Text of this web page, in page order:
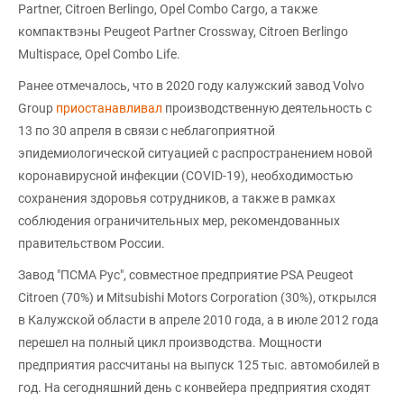
Partner, Citroen Berlingo, Opel Combo Cargo, а также
компактвэны Peugeot Partner Crossway, Citroen Berlingo
Multispace, Opel Combo Life.
Ранее отмечалось, что в 2020 году калужский завод Volvo
Group приостанавливал производственную деятельность с
13 по 30 апреля в связи с неблагоприятной
эпидемиологической ситуацией с распространением новой
коронавирусной инфекции (COVID-19), необходимостью
сохранения здоровья сотрудников, а также в рамках
соблюдения ограничительных мер, рекомендованных
правительством России.
Завод "ПСМА Рус", совместное предприятие PSA Peugeot
Citroеn (70%) и Mitsubishi Motors Corporation (30%), открылся
в Калужской области в апреле 2010 года, а в июле 2012 года
перешел на полный цикл производства. Мощности
предприятия рассчитаны на выпуск 125 тыс. автомобилей в
год. На сегодняшний день с конвейера предприятия сходят